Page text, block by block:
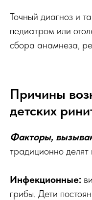
Точный диагноз и
педиатром или
сбора анамнеза,
Причины
детских
Факторы,
традиционно делят
Инфекционные:
грибы. Дети